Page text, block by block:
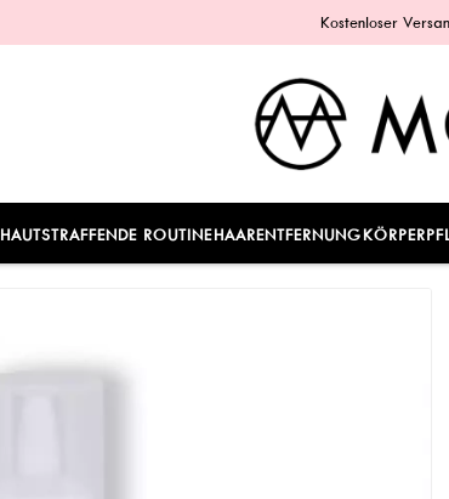
Kostenloser
HAUTSTRAFFENDE ROUTINEHAARENTFERNUNG